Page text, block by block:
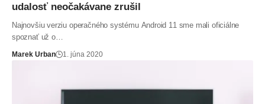
udalosť neočakávane zrušil
Najnovšiu verziu operačného systému Android 11 sme mali oficiálne
spoznať už o…
Marek Urban 1. júna 2020